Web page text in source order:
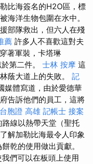
比海簽名的H2O區，標
海洋生物包圍在水中。
部隊救出，但六人在殘
薦 許多人不喜歡這對夫
著軍裝，卡塔琳
第二件。 士林 按摩 這
蔭大道上的失敗。 記
媒體寫道，由於愛德華
告訴他們的員工，這將
台胞證 高雄 記帳士 接案
線以熱帶天堂（聖托
解加勒比海最令人印象
乾的使用做出貢獻。
我們可以在板頭上使用